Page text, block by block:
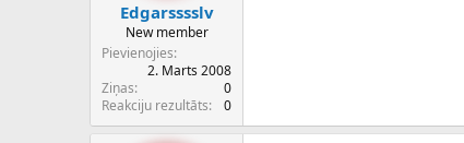
Edgarsssslv
New member
Pievienojies
2. Marts 2008
Ziņas
0
Reakciju rezultāts
0